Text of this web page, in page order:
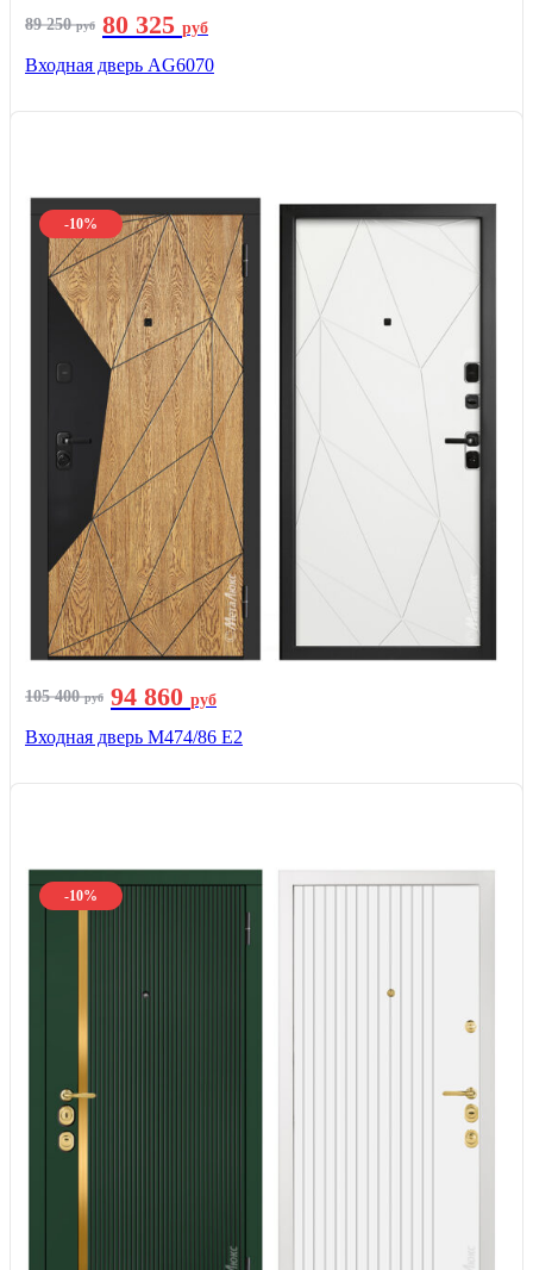
89 250руб 80 325 руб
Входная дверь AG6070
-10%
105 400руб 94 860 руб
Входная дверь М474/86 Е2
-10%